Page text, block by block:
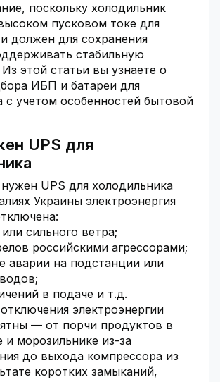
поскольку холодильник
пусковом токе для
должен для сохранения
стабильную
этой статьи вы узнаете о
ИБП и батареи для
с учетом особенностей бытовой
UPS для
Украины электроэнергия
сильного ветра;
российскими агрессорами;
аварии на подстанции или
в подаче и т.д.
электроэнергии
— от порчи продуктов в
и морозильнике из-за
до выхода компрессора из
коротких замыканий,